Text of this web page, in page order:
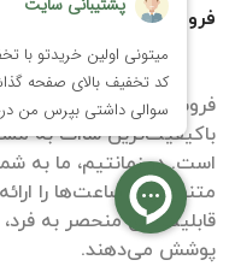
فروشگاه اینترنتی زمانتیم
فروشگاه آنلاین ساعت
باکیفیت‌ترین ساات‌ به
است. در زمانتیم، ما به
متنوع‌ترین ساعت‌ها را
قابلیت‌های منحصر به فرد،
پوشش می‌دهند.